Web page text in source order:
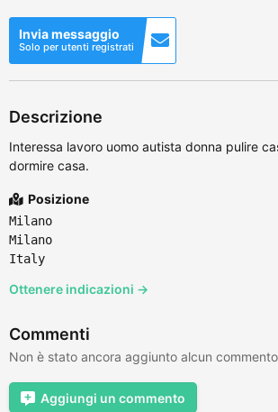
Invia messaggio
Solo per utenti registrati
Descrizione
Interessa lavoro uomo autista donna pulire
dormire casa.
Posizione
Milano
Milano
Italy
Ottenere indicazioni →
Commenti
Non è stato ancora aggiunto alcun commento
Aggiungi un commento